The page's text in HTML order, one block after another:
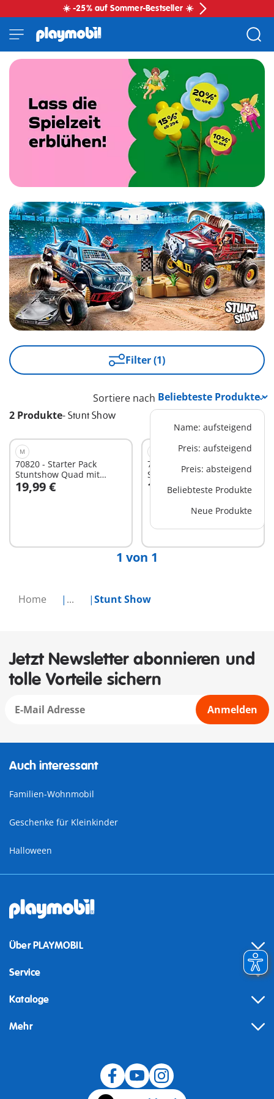
☀️ -25% auf Sommer-Bestseller ☀️
Home ... Stunt Show
Filter (1)
2 Produkte- Stunt Show
Sortiere nach
Name: aufsteigend
Preis: aufsteigend
Preis: absteigend
Beliebteste Produkte
Neue Produkte
M
70820 - Starter Pack
Stuntshow Quad mit
Feuerrampe
19,99 €
71256 - Starter Pack
Stuntshow Motorrad mit
Feuerwand
14,99 €
verfügbar
1 von 1
Jetzt Newsletter abonnieren und
tolle Vorteile sichern
Anmelden
Auch interessant
Familien-Wohnmobil
Geschenke für Kleinkinder
Halloween
Über PLAYMOBIL
Service
Kataloge
Mehr